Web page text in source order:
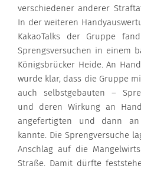
verschiedener anderer
In der weiteren
KakaoTalks der Gruppe
Sprengsversuchen in einem
Königsbrücker Heide. An
wurde klar, dass die Gruppe
auch selbstgebauten –
und deren Wirkung an
angefertigten und dann
kannte. Die Sprengversuche
Anschlag auf die
Straße. Damit dürfte